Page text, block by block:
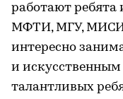
работают
МФТИ, МГУ,
интересно
и
талантливых